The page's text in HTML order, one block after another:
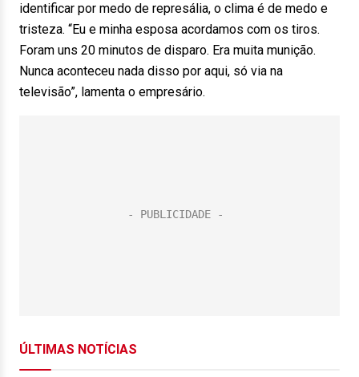
identificar por medo de represália, o clima é de medo e
tristeza. “Eu e minha esposa acordamos com os tiros.
Foram uns 20 minutos de disparo. Era muita munição.
Nunca aconteceu nada disso por aqui, só via na
televisão”, lamenta o empresário.